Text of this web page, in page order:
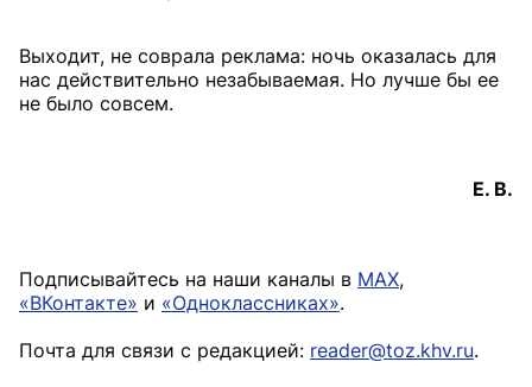
Выходит, не соврала реклама: ночь оказалась для
нас действительно незабываемая. Но лучше бы ее
не было совсем.
Е. В.
Подписывайтесь на наши каналы в MAX,
«ВКонтакте» и «Одноклассниках».
Почта для связи с редакцией: reader@toz.khv.ru.